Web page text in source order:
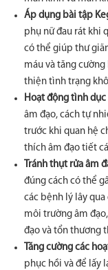
Áp dụng bài tập
phụ nữ đau rát khi
có thể giúp thư
máu và tăng
thiện tình trạng
Hoạt động tình dục
âm đạo, cách tự
trước khi quan hệ
thích âm đạo tiết
Tránh thụt rửa âm
đúng cách có thể
các bệnh lý lây
môi trường âm
đạo và tổn thương
Tăng cường các
phục hồi và để lấy